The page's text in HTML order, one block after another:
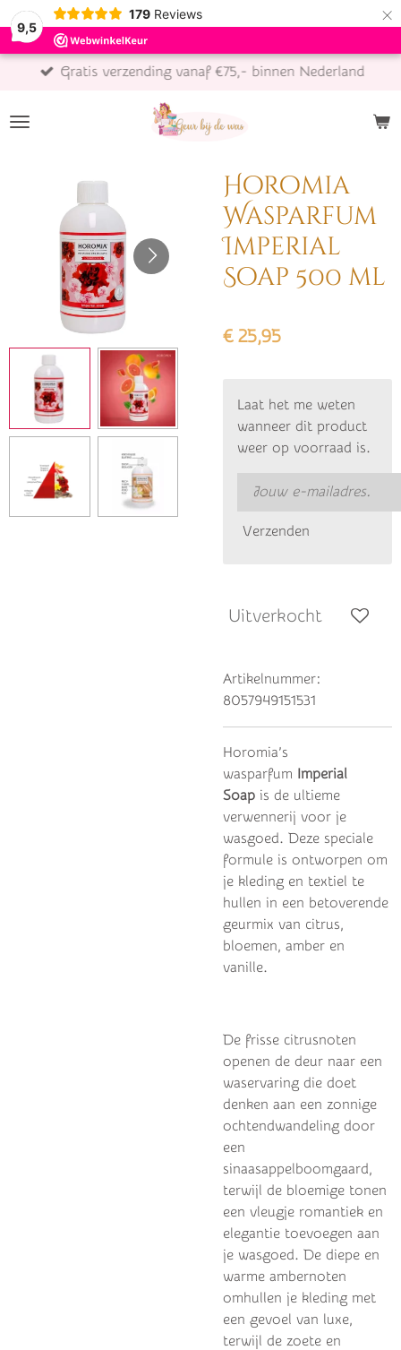
9,5
179 Reviews ×
Gratis verzending vanaf €75,- binnen Nederland
Horomia
Wasparfum
Imperial
Soap 500 ml
€ 25,95
Laat het me weten
wanneer dit product
weer op voorraad is.
Verzenden
Uitverkocht
Artikelnummer:
8057949151531
Horomia’s
wasparfum Imperial
Soap is de ultieme
verwennerij voor je
wasgoed. Deze speciale
formule is ontworpen om
je kleding en textiel te
hullen in een betoverende
geurmix van citrus,
bloemen, amber en
vanille.
De frisse citrusnoten
openen de deur naar een
waservaring die doet
denken aan een zonnige
ochtendwandeling door
een
sinaasappelboomgaard,
terwijl de bloemige tonen
een vleugje romantiek en
elegantie toevoegen aan
je wasgoed. De diepe en
warme ambernoten
omhullen je kleding met
een gevoel van luxe,
terwijl de zoete en